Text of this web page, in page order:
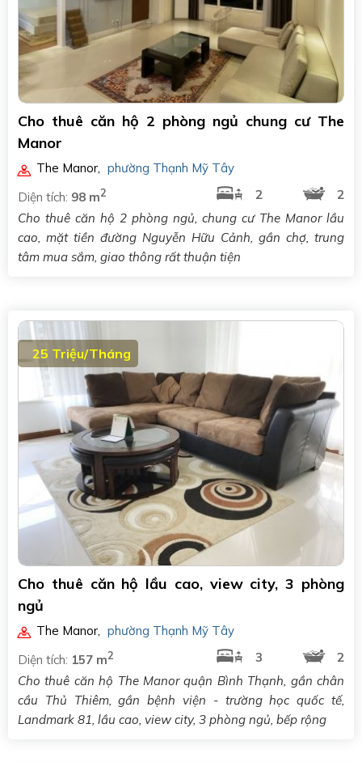
Cho thuê căn hộ 2 phòng ngủ chung cư The
Manor
The Manor, phường Thạnh Mỹ Tây
Diện tích: 98 m2 2
2
Cho thuê căn hộ 2 phòng ngủ, chung cư The Manor lầu
cao, mặt tiền đường Nguyễn Hữu Cảnh, gần chợ, trung
tâm mua sắm, giao thông rất thuận tiện
25 Triệu/Tháng
Cho thuê căn hộ lầu cao, view city, 3 phòng
ngủ
The Manor
phường Thạnh Mỹ Tây
Diện tích: 157 m2 3
2
Cho thuê căn hộ The Manor quận Bình Thạnh, gần chân
cầu Thủ Thiêm, gần bệnh viện - trường học quốc tế,
Landmark 81, lầu cao, view city, 3 phòng ngủ, bếp rộng